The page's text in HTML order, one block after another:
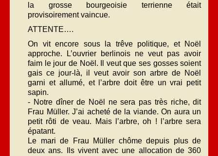
la grosse bourgeoisie terrienne était
provisoirement vaincue.
ATTENTE….
On vit encore sous la trêve politique, et Noël
approche. L’ouvrier berlinois ne veut pas avoir
faim le jour de Noël. Il veut que ses gosses soient
gais ce jour-là, il veut avoir son arbre de Noël
garni et allumé, et l’arbre doit être un vrai petit
sapin.
- Notre dîner de Noël ne sera pas très riche, dit
Frau Müller. J’ai acheté de la viande. On aura un
petit rôti de veau. Mais l’arbre, oh ! l’arbre sera
épatant.
Le mari de Frau Müller chôme depuis plus de
deux ans. Ils vivent avec une allocation de 360